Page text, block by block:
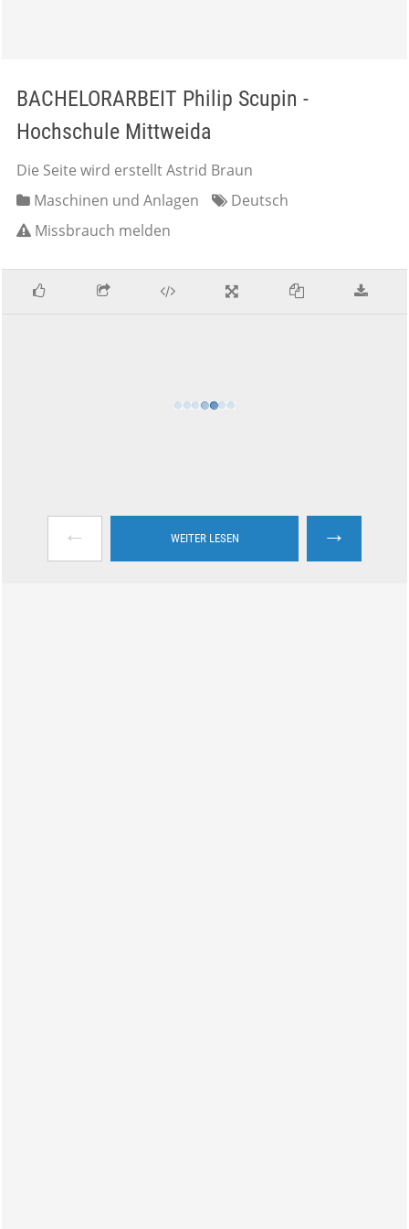
BACHELORARBEIT Philip Scupin -
Hochschule Mittweida
Die Seite wird erstellt Astrid Braun
Maschinen und Anlagen
Deutsch
Missbrauch melden
← WEITER LESEN →